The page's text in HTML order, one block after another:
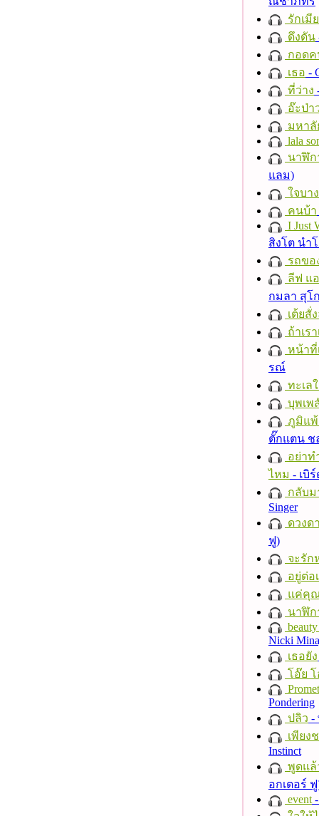
รักเมี
ดึงดัน
กอดค
เธอ -
ที่ว่าง
อ๊ะป่า
มหาลั
lala
นาฬิก
แลม)
ใจบาง
คนบ้า
I Just
สิงโต นำ
รถขอ
ลีฟ แอ
กมลา สุโ
เต้ยสั่
ถ้าเร
หน้าที่
รณ์
ทะเล
บุพเพ
ภูมิแพ้
ตั๊กแตน ช
อย่าท
ไหม - เบิ
กลับม
Singer
ดวงด
ฟู)
จะรัก
อยู่ต่อ
แค่คุ
นาฬิก
Nicki
เธอยัง
โอ๊ย
Pondering
ปลิว -
เพียง
Instinct
พูดแล้
อกเตอร์
event